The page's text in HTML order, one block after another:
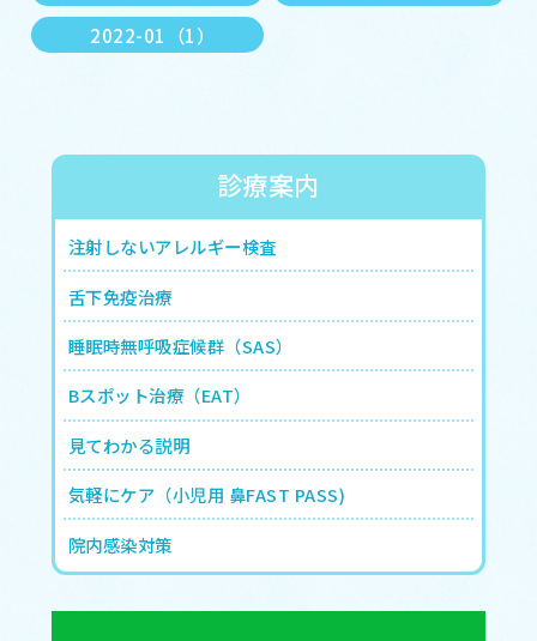
2022-01（1）
診療案内
注射しないアレルギー検査
舌下免疫治療
睡眠時無呼吸症候群（SAS）
Bスポット治療（EAT）
見てわかる説明
気軽にケア（小児用 鼻FAST PASS)
院内感染対策